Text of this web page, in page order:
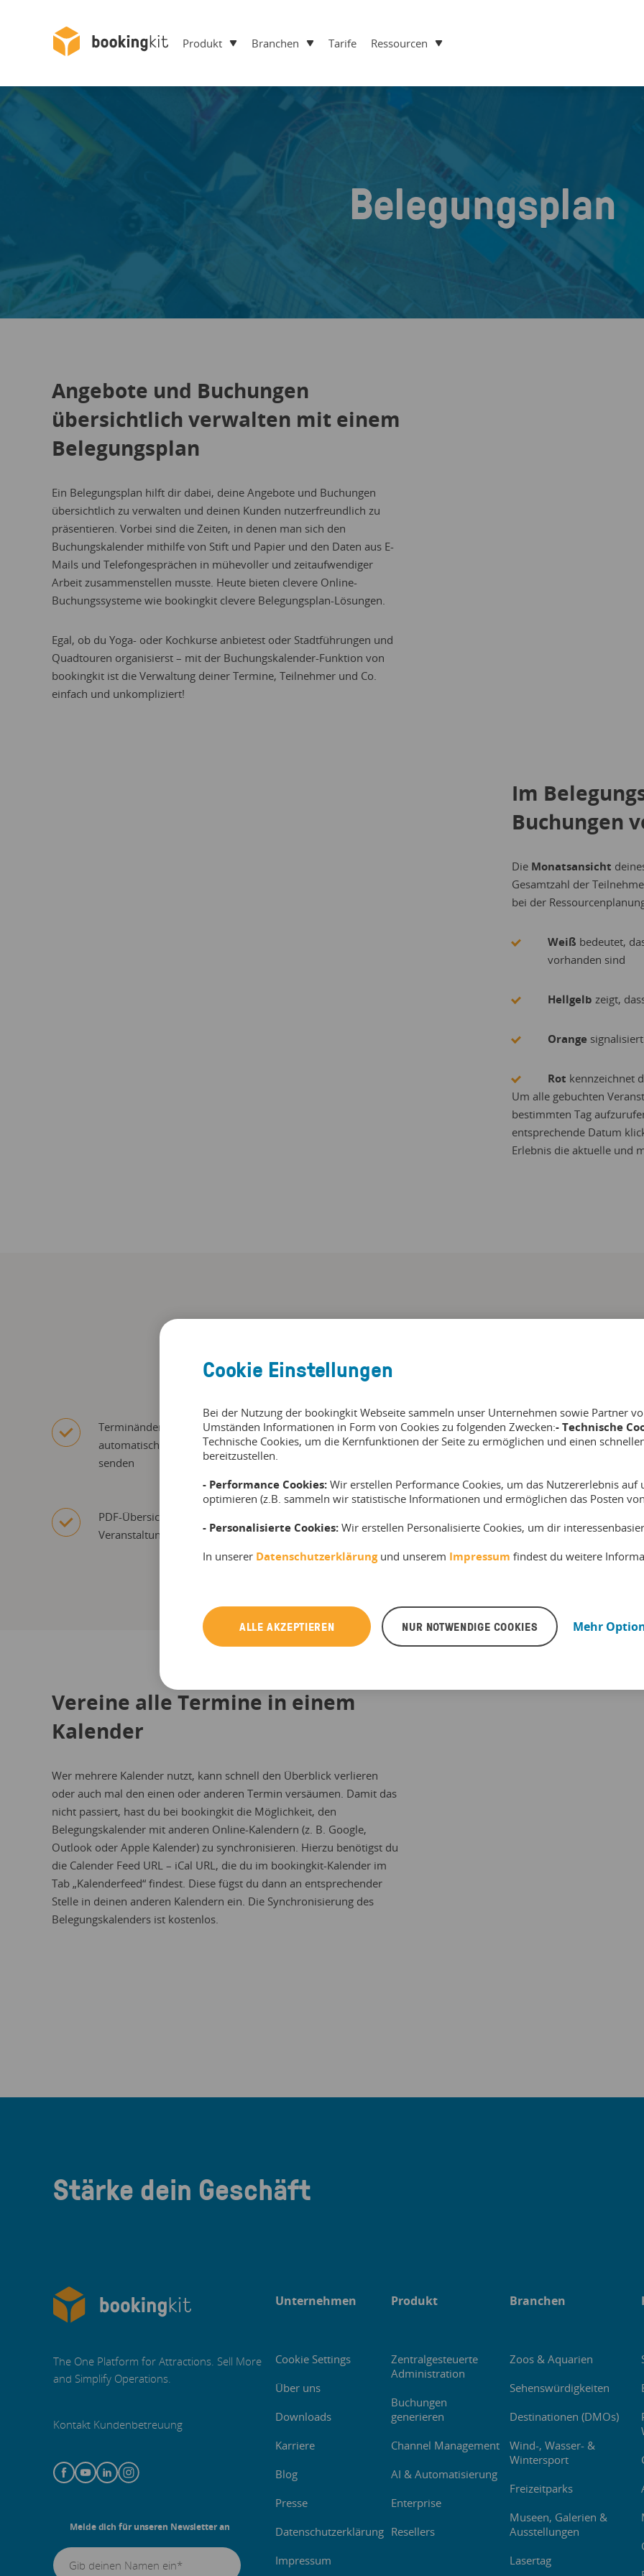
Produkt Branchen Tarife Ressourcen
Belegungsplan
Angebote und Buchungen
übersichtlich verwalten mit einem
Belegungsplan
Ein Belegungsplan hilft dir dabei, deine Angebote und Buchungen
übersichtlich zu verwalten und deinen Kunden nutzerfreundlich zu
präsentieren. Vorbei sind die Zeiten, in denen man sich den
Buchungskalender mithilfe von Stift und Papier und den Daten aus E-
Mails und Telefongesprächen in mühevoller und zeitaufwendiger
Arbeit zusammenstellen musste. Heute bieten clevere Online-
Buchungssysteme wie bookingkit clevere Belegungsplan-Lösungen.
Egal, ob du Yoga- oder Kochkurse anbietest oder Stadtführungen und
Quadtouren organisierst – mit der Buchungskalender-Funktion von
bookingkit ist die Verwaltung deiner Termine, Teilnehmer und Co.
einfach und unkompliziert!
Im
Buchungen
Die Monatsansicht
Gesamtzahl der
bei der
Weiß bedeutet,
vorhanden sind
Hellgelb zeigt,
Orange
Rot kennzeichnet
Um alle gebuchten
bestimmten Tag
entsprechende Datum
Erlebnis die aktuelle und
Vorteile der Online-
Terminänderungen gleichzeitig und
automatisch an alle Teilnehmer eines Termins
senden
Termin löschen, alle Teilnehmer gleichzeitig
und automatisch benachrichtigen und
PDF-Übersichtsliste mit allen Infos zur
Veranstaltung und den Teilnehmern erstellen
Vereine alle Termine in einem
Kalender
Wer mehrere Kalender nutzt, kann schnell den Überblick verlieren
oder auch mal den einen oder anderen Termin versäumen. Damit das
nicht passiert, hast du bei bookingkit die Möglichkeit, den
Belegungskalender mit anderen Online-Kalendern (z. B. Google,
Outlook oder Apple Kalender) zu synchronisieren. Hierzu benötigst du
die Calender Feed URL – iCal URL, die du im bookingkit-Kalender im
Tab „Kalenderfeed“ findest. Diese fügst du dann an entsprechender
Stelle in deinen anderen Kalendern ein. Die Synchronisierung des
Belegungskalenders ist kostenlos.
Stärke dein Geschäft
The One Platform for Attractions. Sell More
and Simplify Operations.
Kontakt Kundenbetreuung
Melde dich für unseren Newsletter an
Unternehmen
Cookie Settings
Über uns
Downloads
Karriere
Blog
Presse
Datenschutzerklärung
Impressum
Produkt
Zentralgesteuerte
Administration
Buchungen
generieren
Channel Management
AI & Automatisierung
Enterprise
Resellers
Branchen
Zoos & Aquarien
Sehenswürdigkeiten
Destinationen (DMOs)
Wind-, Wasser- &
Wintersport
Freizeitparks
Museen, Galerien &
Ausstellungen
Lasertag
Cookie Einstellungen
Bei der Nutzung der bookingkit Webseite sammeln unser Unternehmen sowie Partner
Umständen Informationen in Form von Cookies zu folgenden Zwecken:- Technische
Technische Cookies, um die Kernfunktionen der Seite zu ermöglichen und einen
bereitzustellen.
- Performance Cookies: Wir erstellen Performance Cookies, um das Nutzererlebnis auf
optimieren (z.B. sammeln wir statistische Informationen und ermöglichen das Posten
- Personalisierte Cookies: Wir erstellen Personalisierte Cookies, um dir
In unserer Datenschutzerklärungund unserem Impressum findest du weitere
ALLE AKZEPTIEREN NUR NOTWENDIGE COOKIES Mehr